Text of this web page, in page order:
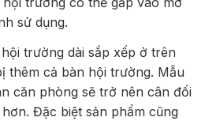
sử dụng.
trường dài sắp xếp ở trên
thêm cả bàn hội trường. Mẫu
căn phòng sẽ trở nên cân đối
Đặc biệt sản phẩm cũng